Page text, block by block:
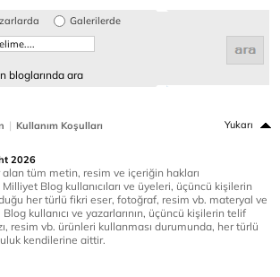
Galerilerde
bloglarında ara
| Kullanım Koşulları Yukarı
2026
alan tüm metin, resim ve içeriğin hakları
Blog kullanıcıları ve üyeleri, üçüncü kişilerin
her türlü fikri eser, fotoğraf, resim vb. materyal ve
kullanıcı ve yazarlarının, üçüncü kişilerin telif
resim vb. ürünleri kullanması durumunda, her türlü
kendilerine aittir.